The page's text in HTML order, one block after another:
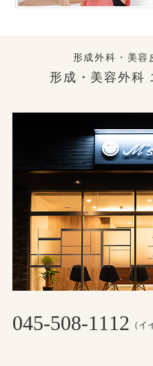
形成外科・美容
形成・美容外科
045-508-1112 （イ